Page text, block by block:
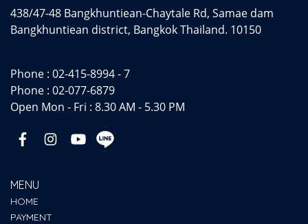
438/47-48 Bangkhuntiean-Chaytale Rd, Samae dam
Bangkhuntiean district, Bangkok Thailand. 10150
Phone : 02-415-8994 - 7
Phone : 02-077-6879
Open Mon - Fri : 8.30 AM - 5.30 PM
MENU
HOME
PAYMENT